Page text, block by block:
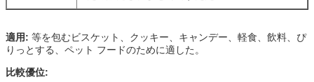
適用: 等を包むビスケット、クッキー、キャンデー、軽食、飲料、ぴ
りっとする、ペット フードのために適した。
比較優位: